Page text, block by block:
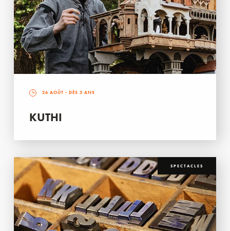
26 AOÛT - DÈS 3 ANS
KUTHI
SPECTACLES